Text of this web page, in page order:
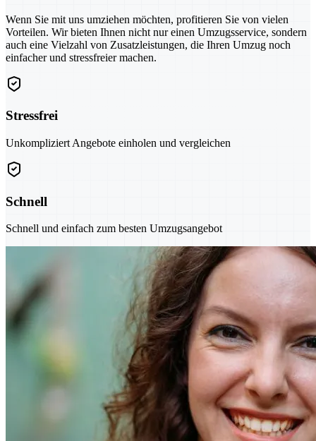
Wenn Sie mit uns umziehen möchten, profitieren Sie von vielen
Vorteilen. Wir bieten Ihnen nicht nur einen Umzugsservice, sondern
auch eine Vielzahl von Zusatzleistungen, die Ihren Umzug noch
einfacher und stressfreier machen.
Stressfrei
Unkompliziert Angebote einholen und vergleichen
Schnell
Schnell und einfach zum besten Umzugsangebot